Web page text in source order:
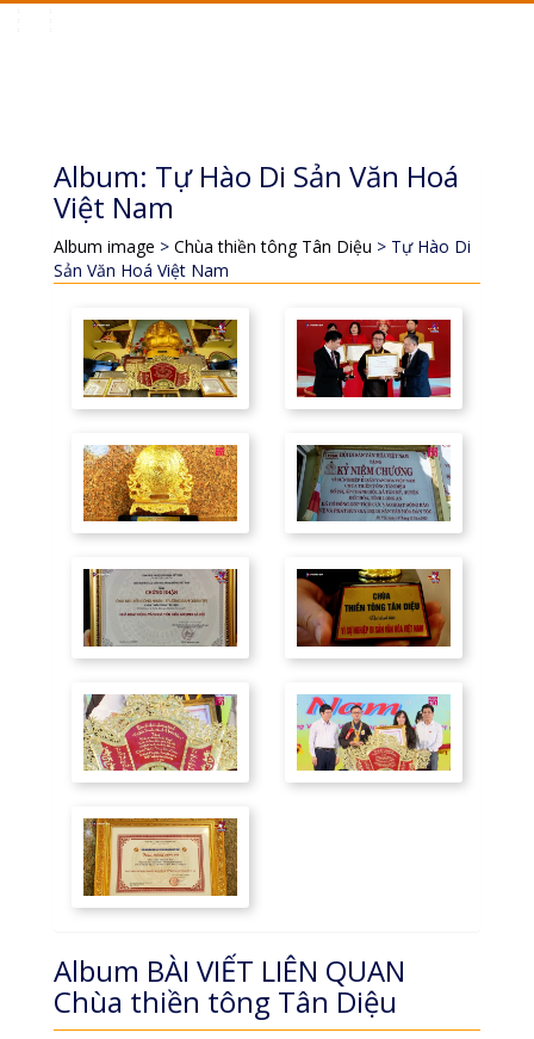
Album: Tự Hào Di Sản Văn Hoá
Việt Nam
Album image > Chùa thiền tông Tân Diệu > Tự Hào Di
Sản Văn Hoá Việt Nam
Album BÀI VIẾT LIÊN QUAN
Chùa thiền tông Tân Diệu